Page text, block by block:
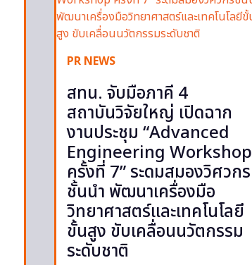
PR NEWS
สทน. จับมือภาคี 4
สถาบันวิจัยใหญ่ เปิดฉาก
งานประชุม “Advanced
Engineering Workshop
ครั้งที่ 7” ระดมสมองวิศวกร
ชั้นนำ พัฒนาเครื่องมือ
วิทยาศาสตร์และเทคโนโลยี
ขั้นสูง ขับเคลื่อนนวัตกรรม
ระดับชาติ